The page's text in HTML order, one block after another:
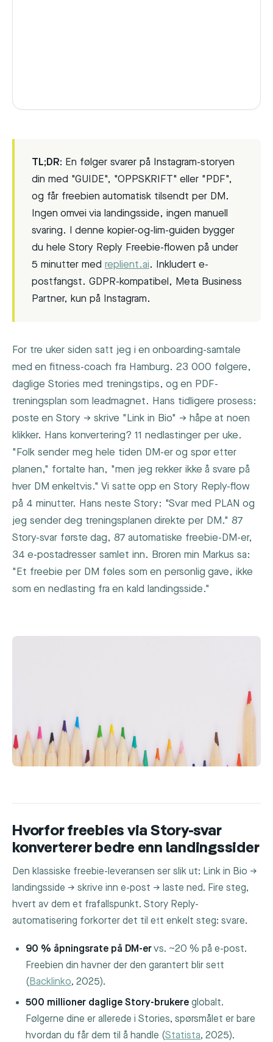
TL;DR: En følger svarer på Instagram-storyen
din med "GUIDE", "OPPSKRIFT" eller "PDF",
og får freebien automatisk tilsendt per DM.
Ingen omvei via landingsside, ingen manuell
svaring. I denne kopier-og-lim-guiden bygger
du hele Story Reply Freebie-flowen på under
5 minutter med replient.ai. Inkludert e-
postfangst. GDPR-kompatibel, Meta Business
Partner, kun på Instagram.
For tre uker siden satt jeg i en onboarding-samtale
med en fitness-coach fra Hamburg. 23 000 følgere,
daglige Stories med treningstips, og en PDF-
treningsplan som leadmagnet. Hans tidligere prosess:
poste en Story → skrive "Link in Bio" → håpe at noen
klikker. Hans konvertering? 11 nedlastinger per uke.
"Folk sender meg hele tiden DM-er og spør etter
planen," fortalte han, "men jeg rekker ikke å svare på
hver DM enkeltvis." Vi satte opp en Story Reply-flow
på 4 minutter. Hans neste Story: "Svar med PLAN og
jeg sender deg treningsplanen direkte per DM." 87
Story-svar første dag, 87 automatiske freebie-DM-er,
34 e-postadresser samlet inn. Broren min Markus sa:
"Et freebie per DM føles som en personlig gave, ikke
som en nedlasting fra en kald landingsside."
Hvorfor freebies via Story-svar
konverterer bedre enn landingssider
Den klassiske freebie-leveransen ser slik ut: Link in Bio →
landingsside → skrive inn e-post → laste ned. Fire steg,
hvert av dem et frafallspunkt. Story Reply-
automatisering forkorter det til ett enkelt steg: svare.
90 % åpningsrate på DM-ervs. ~20 % på e-post.
Freebien din havner der den garantert blir sett
(Backlinko, 2025).
500 millioner daglige Story-brukere globalt.
Følgerne dine er allerede i Stories, spørsmålet er bare
hvordan du får dem til å handle (Statista, 2025).